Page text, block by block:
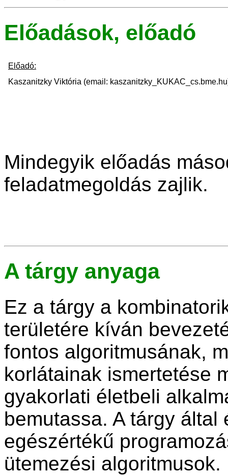
Előadások, előadó
Előadó:
Kaszanitzky Viktória (email:
Mindegyik előadás
feladatmegoldás zajlik.
A tárgy anyaga
Ez a tárgy a
területére kíván
fontos algoritmusának,
korlátainak ismertetése
gyakorlati életbeli
bemutassa. A tárgy
egészértékű
ütemezési algoritmusok.